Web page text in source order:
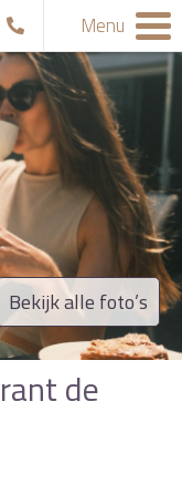
Menu
Bekijk alle foto’s
de